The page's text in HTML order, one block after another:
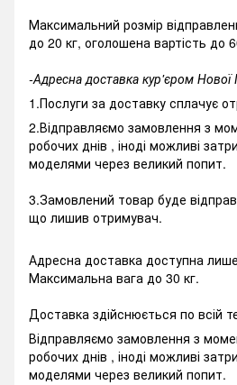
Максимальний розмір
до 20 кг, оголошена вартість до
-Адресна доставка кур'єром
1.Послуги за доставку сплачує
2.Відправляємо замовлення з
робочих днів , іноді можливі
моделями через великий попит.
3.Замовлений товар буде
що лишив отримувач.
Адресна доставка доступна лише
Максимальна вага до 30 кг.
Доставка здійснюється по всій
Відправляємо замовлення з
робочих днів , іноді можливі
моделями через великий попит.